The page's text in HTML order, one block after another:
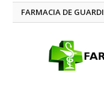
FARMACIA DE